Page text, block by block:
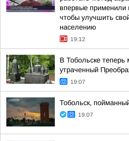
впервые
чтобы улучшить
населению
19:12
В Тобольске теперь
утраченный
19:07
Тобольск,
19:07